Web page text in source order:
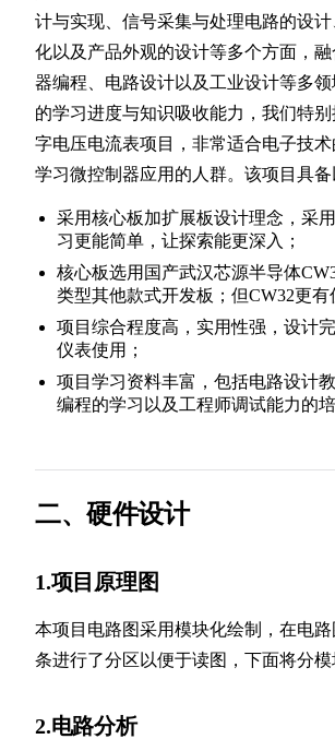
计与实现、信号采集与处理电路的设
化以及产品外观的设计等多个方面，
器编程、电路设计以及工业设计等多
的学习进度与知识吸收能力，我们特
字电压电流表项目，非常适合电子技
学习微控制器应用的人群。该项目具备
采用核心板加扩展板设计理念，采
习更能简单，让探索能更深入；
核心板选用国产武汉芯源半导体
类型其他款式开发板；但CW32更有
项目综合程度高，实用性强，设计
仪表使用；
项目学习资料丰富，包括电路设计
编程的学习以及工程师调试能力的培
二、硬件设计
1.项目原理图
本项目电路图采用模块化绘制，在电
条进行了分区以便于读图，下面将分
2.电路分析